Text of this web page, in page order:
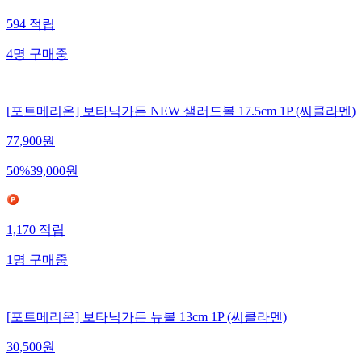
594적립
4명구매중
[포트메리온] 보타닉가든 NEW 샐러드볼 17.5cm 1P (씨클라멘)
77,900원
50%39,000원
1,170적립
1명구매중
[포트메리온] 보타닉가든 뉴볼 13cm 1P (씨클라멘)
30,500원